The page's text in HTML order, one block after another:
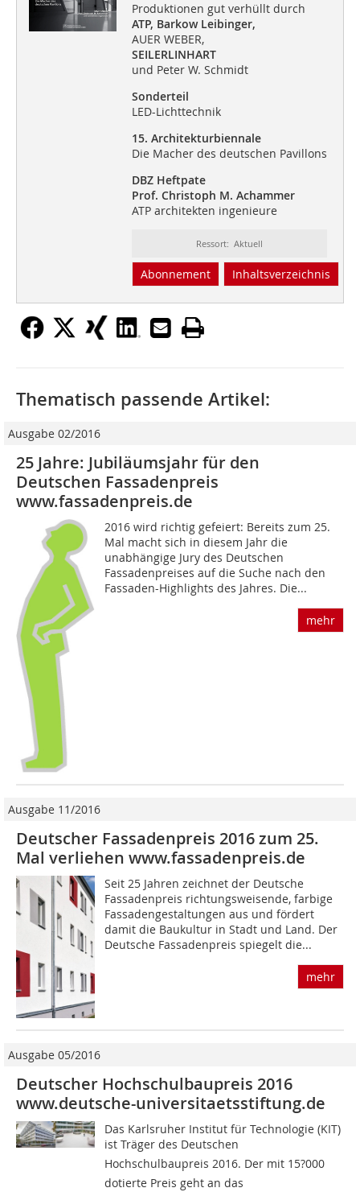
Produktionen gut verhüllt durch
ATP, Barkow Leibinger,
AUER WEBER,
SEILERLINHART
und Peter W. Schmidt
Sonderteil
LED-Lichttechnik
15. Architekturbiennale
Die Macher des deutschen Pavillons
DBZ Heftpate
Prof. Christoph M. Achammer
ATP architekten ingenieure
Ressort: Aktuell
Abonnement Inhaltsverzeichnis
Thematisch passende Artikel:
Ausgabe 02/2016
25 Jahre: Jubiläumsjahr für den
Deutschen Fassadenpreis
www.fassadenpreis.de
2016 wird richtig gefeiert: Bereits zum 25.
Mal macht sich in diesem Jahr die
unabhängige Jury des Deutschen
Fassadenpreises auf die Suche nach den
Fassaden-Highlights des Jahres. Die...
mehr
Ausgabe 11/2016
Deutscher Fassadenpreis 2016 zum 25.
Mal verliehen www.fassadenpreis.de
Seit 25 Jahren zeichnet der Deutsche
Fassadenpreis richtungsweisende, farbige
Fassadengestaltungen aus und fördert
damit die Baukultur in Stadt und Land. Der
Deutsche Fassadenpreis spiegelt die...
mehr
Ausgabe 05/2016
Deutscher Hochschulbaupreis 2016
www.deutsche-universitaetsstiftung.de
Das Karlsruher Institut für Technologie (KIT)
ist Träger des Deutschen
Hochschulbaupreis 2016. Der mit 15?000 
dotierte Preis geht an das